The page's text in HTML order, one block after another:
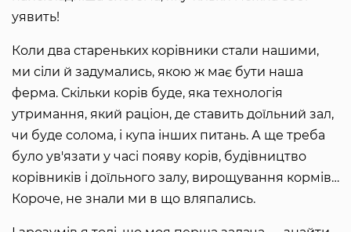
уявить!
Коли два стареньких корівники стали нашими,
ми сіли й задумались, якою ж має бути наша
ферма. Скільки корів буде, яка технологія
утримання, який раціон, де ставить доїльний зал,
чи буде солома, і купа інших питань. А ще треба
було ув'язати у часі появу корів, будівництво
корівників і доїльного залу, вирощування кормів…
Короче, не знали ми в що вляпались.